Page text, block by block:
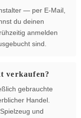
— per E-Mail,
du deinen
anmelden
sind.
verkaufen?
gebrauchte
Handel.
und